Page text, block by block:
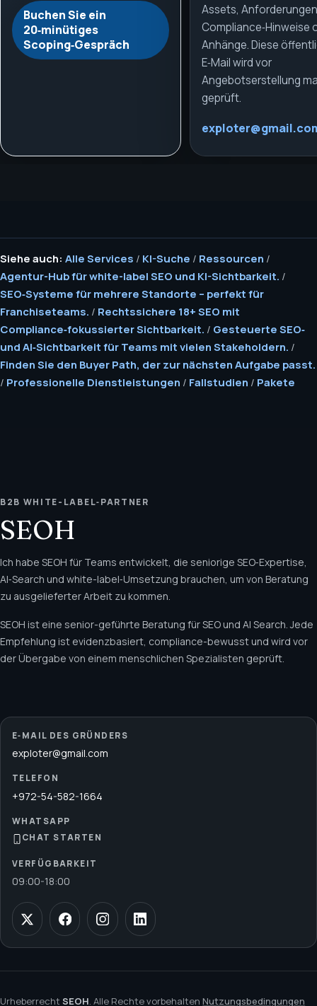
Buchen Sie ein
20‑minütiges
Scoping‑Gespräch
Assets,
Compliance‑Hinweise
Anhänge. Diese
E‑Mail wird vor
Angebotserstellung
geprüft.
Siehe auch: Alle Services / KI-Suche / Ressourcen /
Agentur-Hub für white-label SEO und KI-Sichtbarkeit. /
SEO‑Systeme für mehrere Standorte – perfekt für
Franchiseteams. / Rechtssichere 18+ SEO mit
Compliance‑fokussierter Sichtbarkeit. / Gesteuerte SEO‑
und AI‑Sichtbarkeit für Teams mit vielen Stakeholdern. /
Finden Sie den Buyer Path, der zur nächsten Aufgabe passt.
/ Professionelle Dienstleistungen / Fallstudien / Pakete
B2B WHITE-LABEL‑PARTNER
SEOH
Ich habe SEOH für Teams entwickelt, die seniorige SEO‑Expertise,
AI‑Search und white-label‑Umsetzung brauchen, um von Beratung
zu ausgelieferter Arbeit zu kommen.
SEOH ist eine senior-geführte Beratung für SEO und AI Search. Jede
Empfehlung ist evidenzbasiert, compliance-bewusst und wird vor
der Übergabe von einem menschlichen Spezialisten geprüft.
E‑MAIL DES GRÜNDERS
exploter@gmail.com
TELEFON
+972-54-582-1664
WHATSAPP
CHAT STARTEN
VERFÜGBARKEIT
09:00-18:00
Urheberrecht SEOH. Alle Rechte vorbehalten Nutzungsbedingungen